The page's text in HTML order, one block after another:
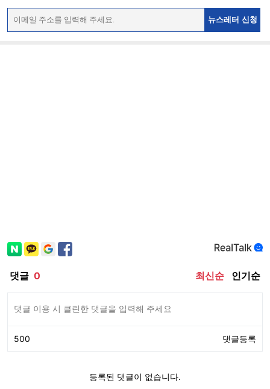
뉴스레터 신청